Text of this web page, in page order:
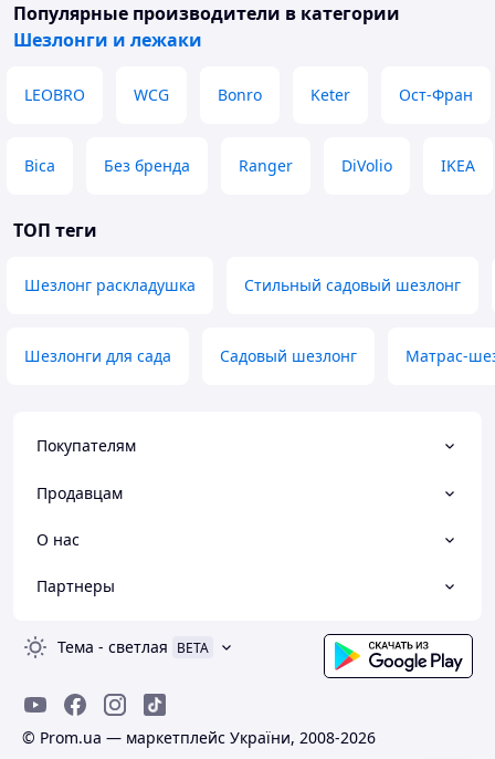
Популярные производители в категории
Шезлонги и лежаки
LEOBRO WCG Bonro Keter Ост-Фран
Bica Без бренда Ranger DiVolio IKEA
ТОП теги
Шезлонг раскладушка Стильный садовый шезлонг
Шезлонги для сада Садовый шезлонг Матрас-
Покупателям
Продавцам
О нас
Партнеры
Тема - светлая BETA
© Prom.ua — маркетплейс України, 2008-2026